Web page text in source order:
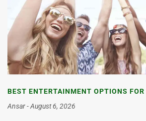
BEST ENTERTAINMENT OPTIONS
Ansar
August 6, 2026